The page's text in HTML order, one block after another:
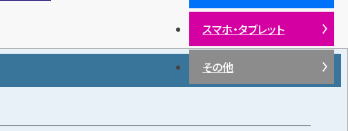
スマホ・タブレット
その他